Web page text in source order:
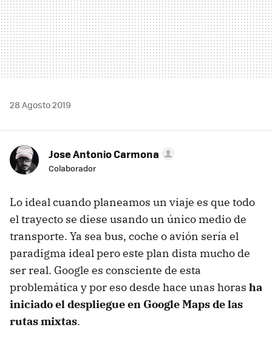
28 Agosto 2019
Jose Antonio Carmona
Colaborador
Lo ideal cuando planeamos un viaje es que todo
el trayecto se diese usando un único medio de
transporte. Ya sea bus, coche o avión sería el
paradigma ideal pero este plan dista mucho de
ser real. Google es consciente de esta
problemática y por eso desde hace unas horas ha
iniciado el despliegue en Google Maps de las
rutas mixtas.